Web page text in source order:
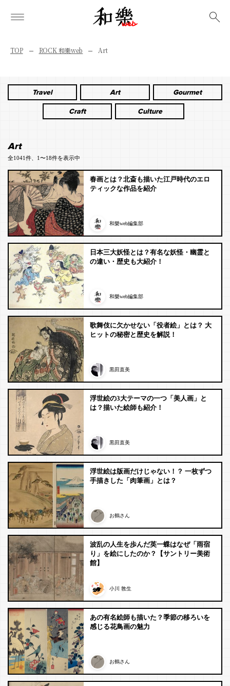
TOP ROCK 和樂web Art
Travel Art Gourmet
Craft Culture
Art
全1041件、1〜18件を表示中
春画とは？北斎も描いた江戸時代のエロ
ティックな作品を紹介
和樂web編集部
日本三大妖怪とは？有名な妖怪・幽霊と
の違い・歴史も大紹介！
和樂web編集部
歌舞伎に欠かせない「役者絵」とは？ 大
ヒットの秘密と歴史を解説！
黒田直美
浮世絵の3大テーマの一つ「美人画」と
は？描いた絵師も紹介！
黒田直美
浮世絵は版画だけじゃない！？ 一枚ずつ
手描きした「肉筆画」とは？
お鶴さん
波乱の人生を歩んだ英一蝶はなぜ「雨宿
り」を絵にしたのか？【サントリー美術
館】
小川 敦生
あの有名絵師も描いた？季節の移ろいを
感じる花鳥画の魅力
お鶴さん